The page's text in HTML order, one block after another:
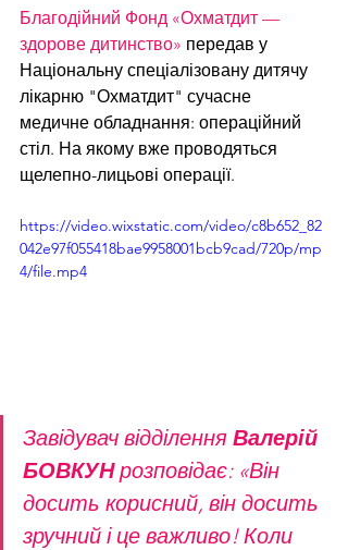
Благодійний Фонд «Охматдит —
здорове дитинство» передав у
Національну спеціалізовану дитячу
лікарню "Охматдит" сучасне
медичне обладнання: операційний
стіл. На якому вже проводяться
щелепно-лицьові операції.
https://video.wixstatic.com/video/c8b652_82
042e97f055418bae9958001bcb9cad/720p/mp
4/file.mp4
Завідувач відділення Валерій
БОВКУН розповідає: «Він
досить корисний, він досить
зручний і це важливо! Коли